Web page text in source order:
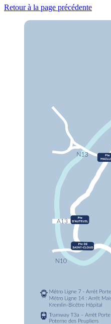
Retour à la page précédente